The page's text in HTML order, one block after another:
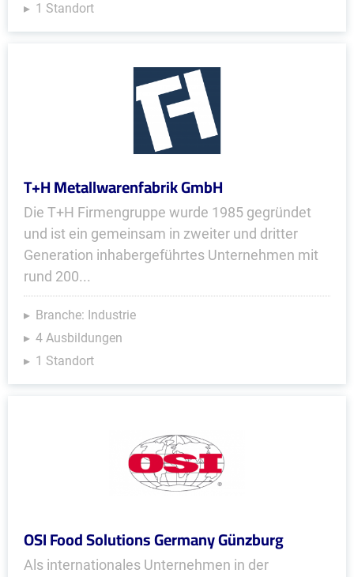
1 Standort
T+H Metallwarenfabrik GmbH
Die T+H Firmengruppe wurde 1985 gegründet
und ist ein gemeinsam in zweiter und dritter
Generation inhaber­geführtes Unter­nehmen mit
rund 200...
Branche: Industrie
4 Ausbildungen
1 Standort
OSI Food Solutions Germany Günzburg
Als internationales Unternehmen in der